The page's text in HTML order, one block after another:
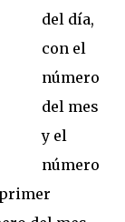
del día,
con el
número
del mes
y el
número